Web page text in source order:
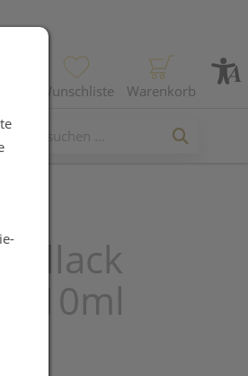
Wunschliste Warenkorb
10ml